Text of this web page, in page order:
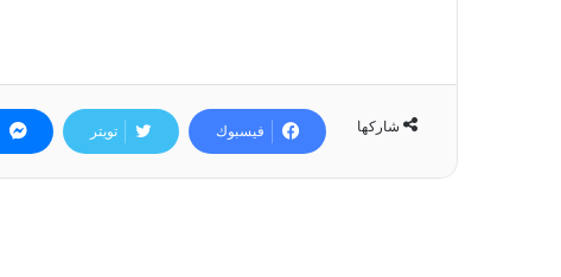
شاركها فيسبوك تويتر